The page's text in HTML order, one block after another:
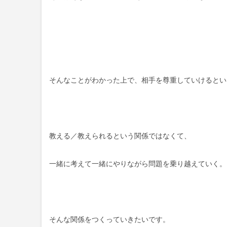
そんなことがわかった上で、相手を尊重していけると
教える／教えられるという関係ではなくて、
一緒に考えて一緒にやりながら問題を乗り越えていく。
そんな関係をつくっていきたいです。